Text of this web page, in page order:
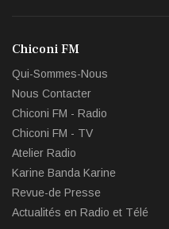
Chiconi FM
Qui-Sommes-Nous
Nous Contacter
Chiconi FM - Radio
Chiconi FM - TV
Atelier Radio
Karine Banda Karine
Revue-de Presse
Actualités en Radio et Télé